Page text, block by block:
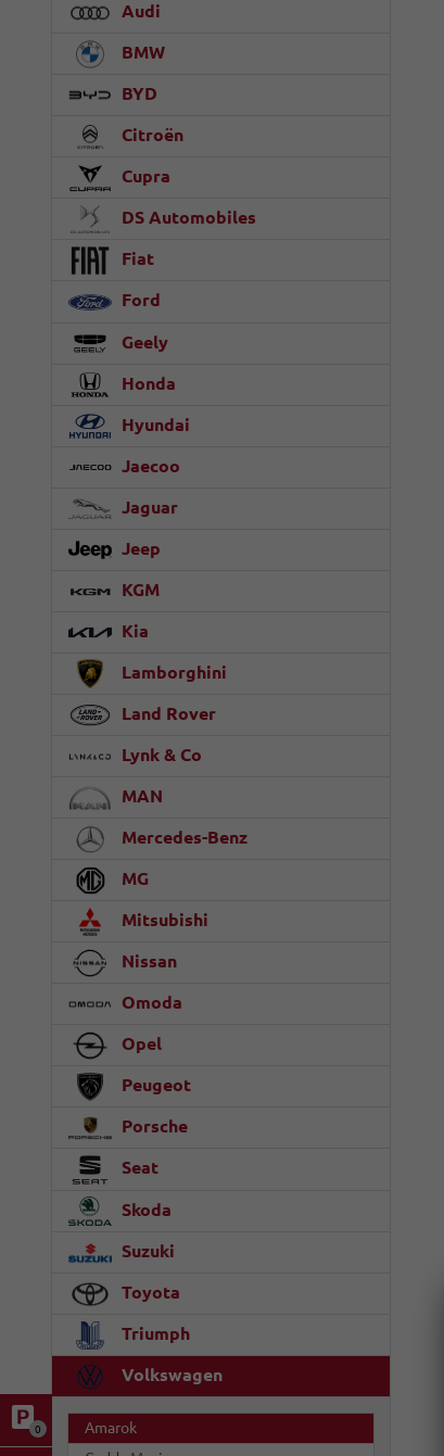
0
Audi
BMW
BYD
Citroën
Cupra
DS Automobiles
Fiat
Ford
Geely
Honda
Hyundai
Jaecoo
Jaguar
Jeep
KGM
Kia
Lamborghini
Land Rover
Lynk & Co
MAN
Mercedes-Benz
MG
Mitsubishi
Nissan
Omoda
Opel
Peugeot
Porsche
Seat
Skoda
Suzuki
Toyota
Triumph
Volkswagen
Amarok